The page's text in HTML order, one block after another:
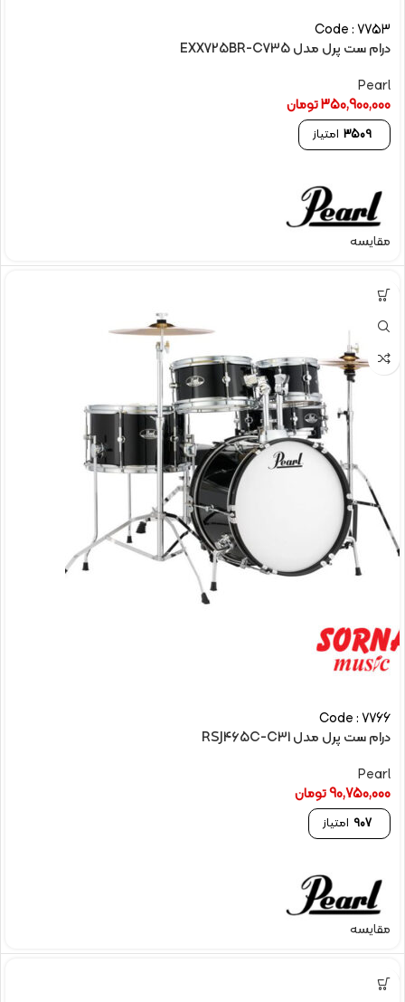
Code : 7753
درام ست پرل مدل EXX725BR-C735
Pearl
350,900,000تومان
3509 امتیاز
مقایسه
Code : 7766
درام ست پرل مدل RSJ465C-C31
Pearl
90,750,000تومان
907 امتیاز
مقایسه